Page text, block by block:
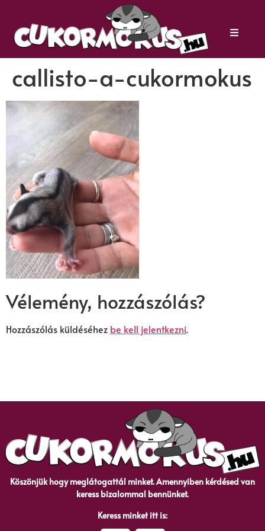
callisto-a-cukormokus
Vélemény, hozzászólás?
Hozzászólás küldéséhez be kell jelentkezni.
Köszönjük hogy meglátogattál minket. Amennyiben kérdésed van
keress bizalommal bennünket.
Keress minket itt is: